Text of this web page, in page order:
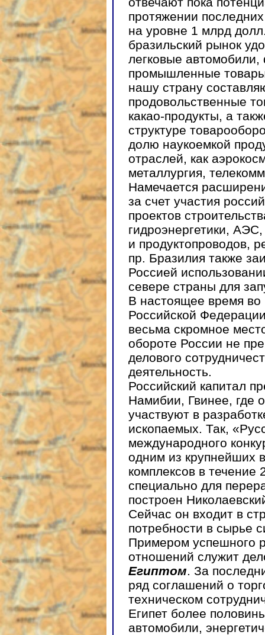
протяжении
на уровне 1 млрд
бразильский рынок
легковые
промышленные
нашу страну
продовольственные
какао-продукты, а
структуре
долю наукоемкой
отраслей, как
металлургия,
Намечается
за счет участия
проектов
гидроэнергетики,
и продуктопроводов,
пр. Бразилия также
Россией
севере страны для
В настоящее время во
Российской
весьма скромное
обороте России не
делового
деятельность.
Российский капитал
Намибии, Гвинее, где
участвуют в
ископаемых. Так,
международного
одним из крупнейших
комплексов в
специально для
построен
Сейчас он входит в
потребности в сырье
Примером успешного
отношений служит
Египтом . За
ряд соглашений о
техническом
Египет более
автомобили,